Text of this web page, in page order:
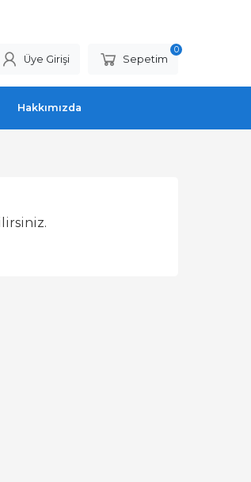
Üye Girişi Sepetim
0
Hakkımızda